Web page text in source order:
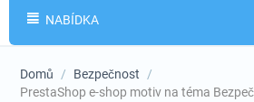
NABÍDKA
Domů / Bezpečnost
/
PrestaShop e-shop motiv na téma